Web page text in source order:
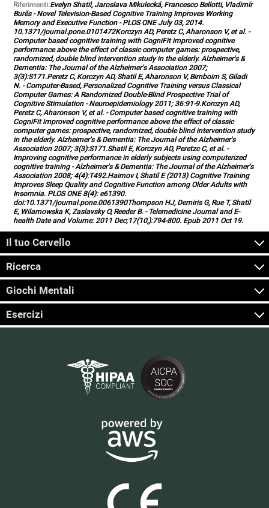
Riferimenti:Evelyn Shatil, Jaroslava Mikulecká, Francesco Bellotti, Vladimír
Burěs - Novel Television-Based Cognitive Training Improves Working
Memory and Executive Function - PLOS ONE July 03, 2014.
10.1371/journal.pone.0101472Korczyn AD, Peretz C, Aharonson V, et al. -
Computer based cognitive training with CogniFit improved cognitive
performance above the effect of classic computer games: prospective,
randomized, double blind intervention study in the elderly. Alzheimer's &
Dementia: The Journal of the Alzheimer's Association 2007;
3(3):S171.Peretz C, Korczyn AD, Shatil E, Aharonson V, Birnboim S, Giladi
N. - Computer-Based, Personalized Cognitive Training versus Classical
Computer Games: A Randomized Double-Blind Prospective Trial of
Cognitive Stimulation - Neuroepidemiology 2011; 36:91-9.Korczyn AD,
Peretz C, Aharonson V, et al. - Computer based cognitive training with
CogniFit improved cognitive performance above the effect of classic
computer games: prospective, randomized, double blind intervention study
in the elderly. Alzheimer's & Dementia: The Journal of the Alzheimer's
Association 2007; 3(3):S171.Shatil E, Korczyn AD, Peretzc C, et al. -
Improving cognitive performance in elderly subjects using computerized
cognitive training - Alzheimer's & Dementia: The Journal of the Alzheimer's
Association 2008; 4(4):T492.Haimov I, Shatil E (2013) Cognitive Training
Improves Sleep Quality and Cognitive Function among Older Adults with
Insomnia. PLOS ONE 8(4): e61390.
doi:10.1371/journal.pone.0061390Thompson HJ, Demiris G, Rue T, Shatil
E, Wilamowska K, Zaslavsky O, Reeder B. - Telemedicine Journal and E-
health Date and Volume: 2011 Dec;17(10,):794-800. Epub 2011 Oct 19.
Il tuo Cervello
Ricerca
Giochi Mentali
Esercizi